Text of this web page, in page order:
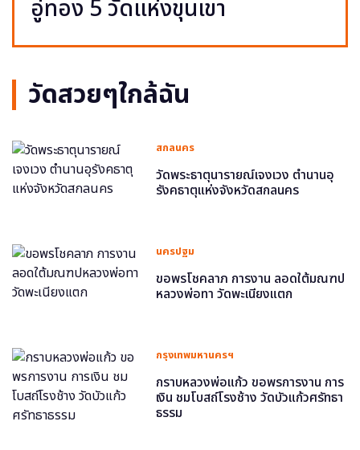
อู่ทอง 5 วัดแห่งขุนเขา
วัดสวยๆใกล้ฉัน
สกลนคร
วัดพระธาตุนารายณ์เจงเวง ตำนานอุ
รังคธาตุแห่งจังหวัดสกลนคร
นครปฐม
ขอพรโชคลาภ การงาน ลอดใต้มณฑป
หลวงพ่อทา วัดพะเนียงแตก
กรุงเทพมหานครฯ
กราบหลวงพ่อแก้ว ขอพรการงาน การ
เงิน ชมโบสถ์โรงช้าง วัดบัวแก้วศรัทธา
ธรรม